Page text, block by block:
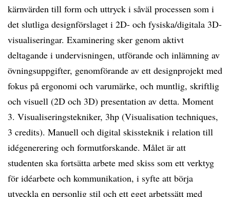
kärnvärden till form och uttryck i såväl processen som i
det slutliga designförslaget i 2D- och fysiska/digitala 3D-
visualiseringar. Examinering sker genom aktivt
deltagande i undervisningen, utförande och inlämning av
övningsuppgifter, genomförande av ett designprojekt med
fokus på ergonomi och varumärke, och muntlig, skriftlig
och visuell (2D och 3D) presentation av detta. Moment
3. Visualiseringstekniker, 3hp (Visualisation techniques,
3 credits). Manuell och digital skissteknik i relation till
idégenerering och formutforskande. Målet är att
studenten ska fortsätta arbete med skiss som ett verktyg
för idéarbete och kommunikation, i syfte att börja
utveckla en personlig stil och ett eget arbetssätt med